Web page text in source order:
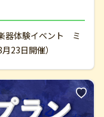
器体験イベント ミ
23日開催）